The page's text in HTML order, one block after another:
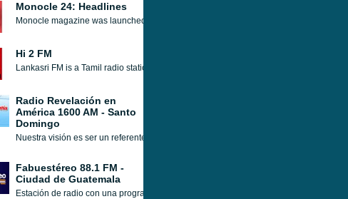
Monocle 24: Headlines
Monocle magazine was launched in 2007 to provide a briefing on global affairs,
Hi 2 FM
Lankasri FM is a Tamil radio station that broadcasts worldwide from the United
Radio Revelación en
América 1600 AM - Santo
Domingo
Nuestra visión es ser un referente en toda latino américa y el mundo de habla
Fabuestéreo 88.1 FM -
Ciudad de Guatemala
Estación de radio con una programación musical que abarca varios géneros, con